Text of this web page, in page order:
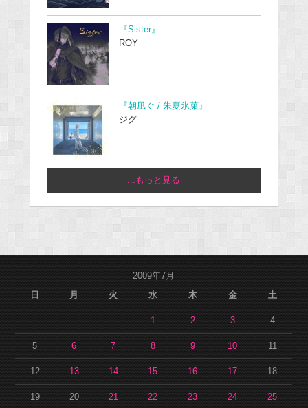
『Sister』
ROY
『朝凪ぐ / 朱夏氷菓』
ジグ
...もっと見る
2009年7月
日
月 火 水 木 金 土
1 2 3 4
5 6 7 8 9 10 11
12 13 14 15 16 17 18
19 20 21 22 23 24 25